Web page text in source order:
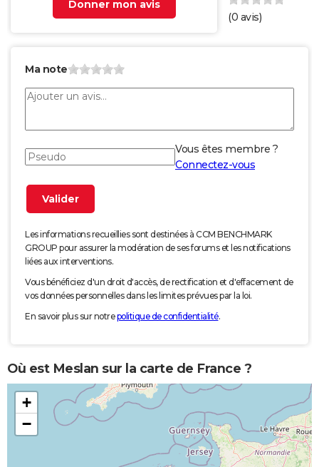
Donner mon avis
(0 avis)
Ma note
Vous êtes membre ?
Connectez-vous
Les informations recueillies sont destinées à CCM BENCHMARK
GROUP pour assurer la modération de ses forums et les notifications
liées aux interventions.
Vous bénéficiez d'un droit d'accès, de rectification et d'effacement de
vos données personnelles dans les limites prévues par la loi.
En savoir plus sur notrepolitique de confidentialité.
Où est Meslan sur la carte de France ?
+
−